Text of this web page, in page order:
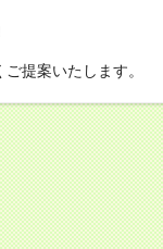
提案いたします。